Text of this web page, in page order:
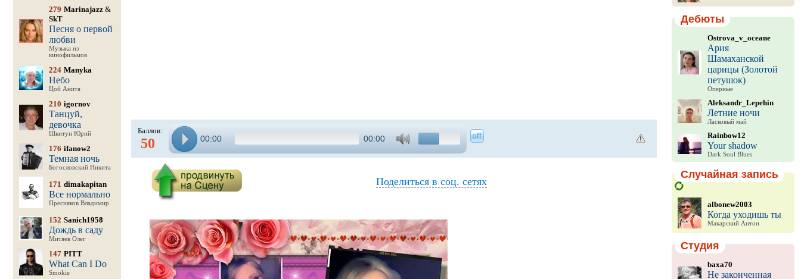
279 Marinajazz&
SkT
Песня о первой
любви
Музыка из
кинофильмов
224 Manyka
Небо
Цой Анита
210 igornov
Танцуй,
девочка
Шкитун Юрий
176 ifanow2
Темная ночь
Богословский Никита
171 dimakapitan
Все нормально
Пресняков Владимир
152 Sanich1958
Дождь в саду
Митяев Олег
147 PITT
What Can I Do
Smokie
Баллов:
50 00:00 00:00
Поделиться в соц. сетях
Дебюты
Ostrova_v_oceane
Ария
Шамаханской
царицы (Золотой
петушок)
Оперные
Aleksandr_Lepehin
Летние ночи
Ласковый май
Rainbow12
Your shadow
Dark Soul Blues
Случайная запись
albonew2003
Когда уходишь ты
Макарский Антон
Студия
baxa70
Не законченная